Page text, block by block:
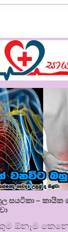
සයටිකා – කායික
ඕනෑම